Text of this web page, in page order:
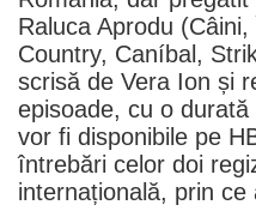
Raluca Aprodu (Câini,
Country, Caníbal ,
scrisă de Vera Ion și
episoade, cu o
vor fi disponibile pe
întrebări celor doi
internațională, prin